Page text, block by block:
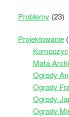
Problemy (23)
Projektowanie
Mała
Ogrody
Ogrody
Ogrody
Ogrody